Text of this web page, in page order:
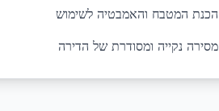
הכנת המטבח והאמבטיה לשימוש
מסירה נקייה ומסודרת של הדירה